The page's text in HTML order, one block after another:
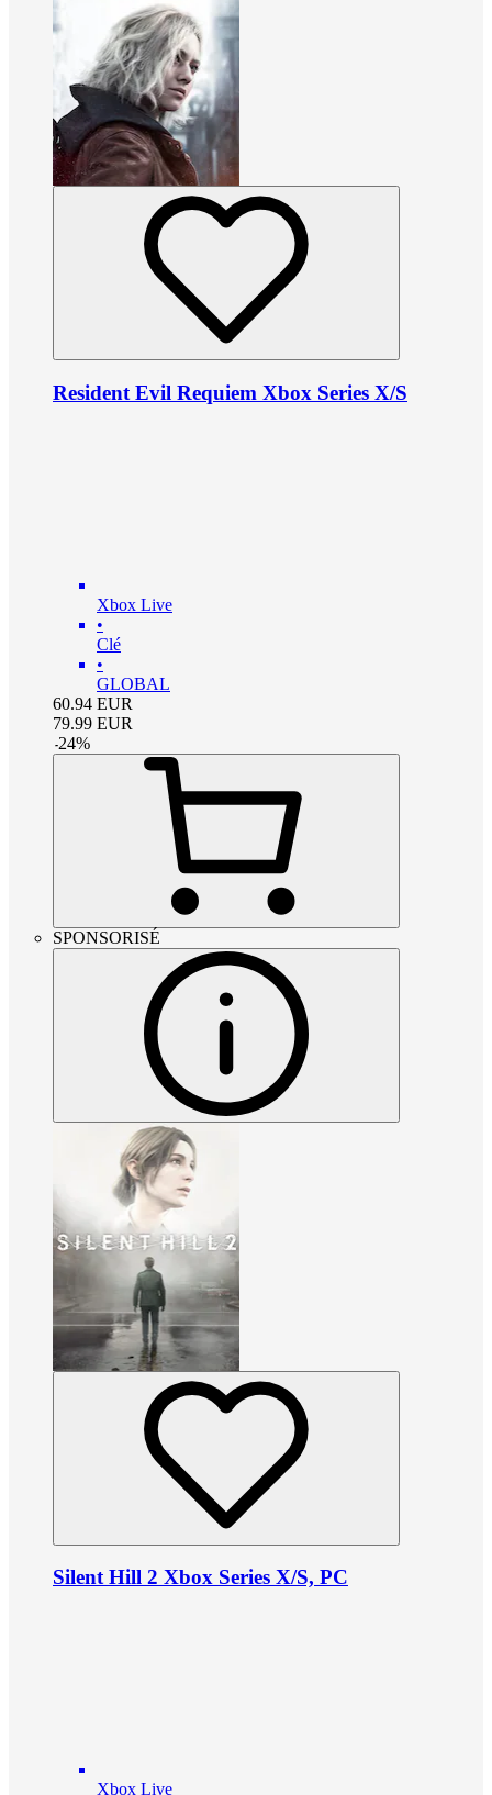
Resident Evil Requiem Xbox Series X/S
Xbox Live
•
Clé
•
GLOBAL
60.94 EUR
79.99 EUR
-24%
SPONSORISÉ
Silent Hill 2 Xbox Series X/S, PC
Xbox Live